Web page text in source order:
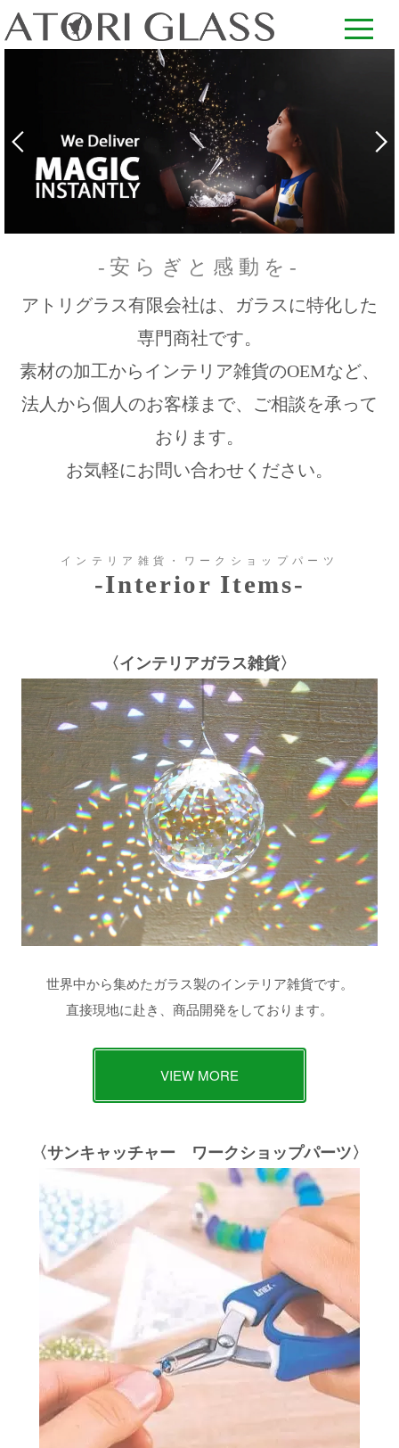
-安らぎと感動を-
アトリグラス有限会社は、ガラスに特化した
専門商社です。
素材の加工からインテリア雑貨のOEMなど、
法人から個人のお客様まで、ご相談を承って
おります。
お気軽にお問い合わせください。
インテリア雑貨・ワークショップパーツ
-Interior Items-
〈インテリアガラス雑貨〉
世界中から集めたガラス製のインテリア雑貨です。
直接現地に赴き、商品開発をしております。
VIEW MORE
〈サンキャッチャー ワークショップパーツ〉